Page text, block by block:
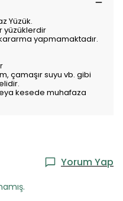
Yüzük.
yüzüklerdir
yapmamaktadır.
çamaşır suyu vb. gibi
kesede muhafaza
Yorum Yap